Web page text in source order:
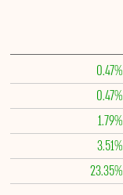
0.47%
0.47%
1.79%
3.51%
23.35%